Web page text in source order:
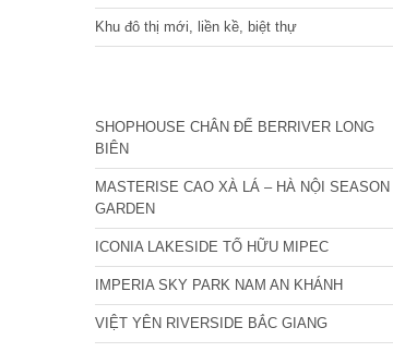
Khu đô thị mới, liền kề, biệt thự
SHOPHOUSE CHÂN ĐẾ BERRIVER LONG
BIÊN
MASTERISE CAO XÀ LÁ – HÀ NỘI SEASON
GARDEN
ICONIA LAKESIDE TỐ HỮU MIPEC
IMPERIA SKY PARK NAM AN KHÁNH
VIỆT YÊN RIVERSIDE BẮC GIANG